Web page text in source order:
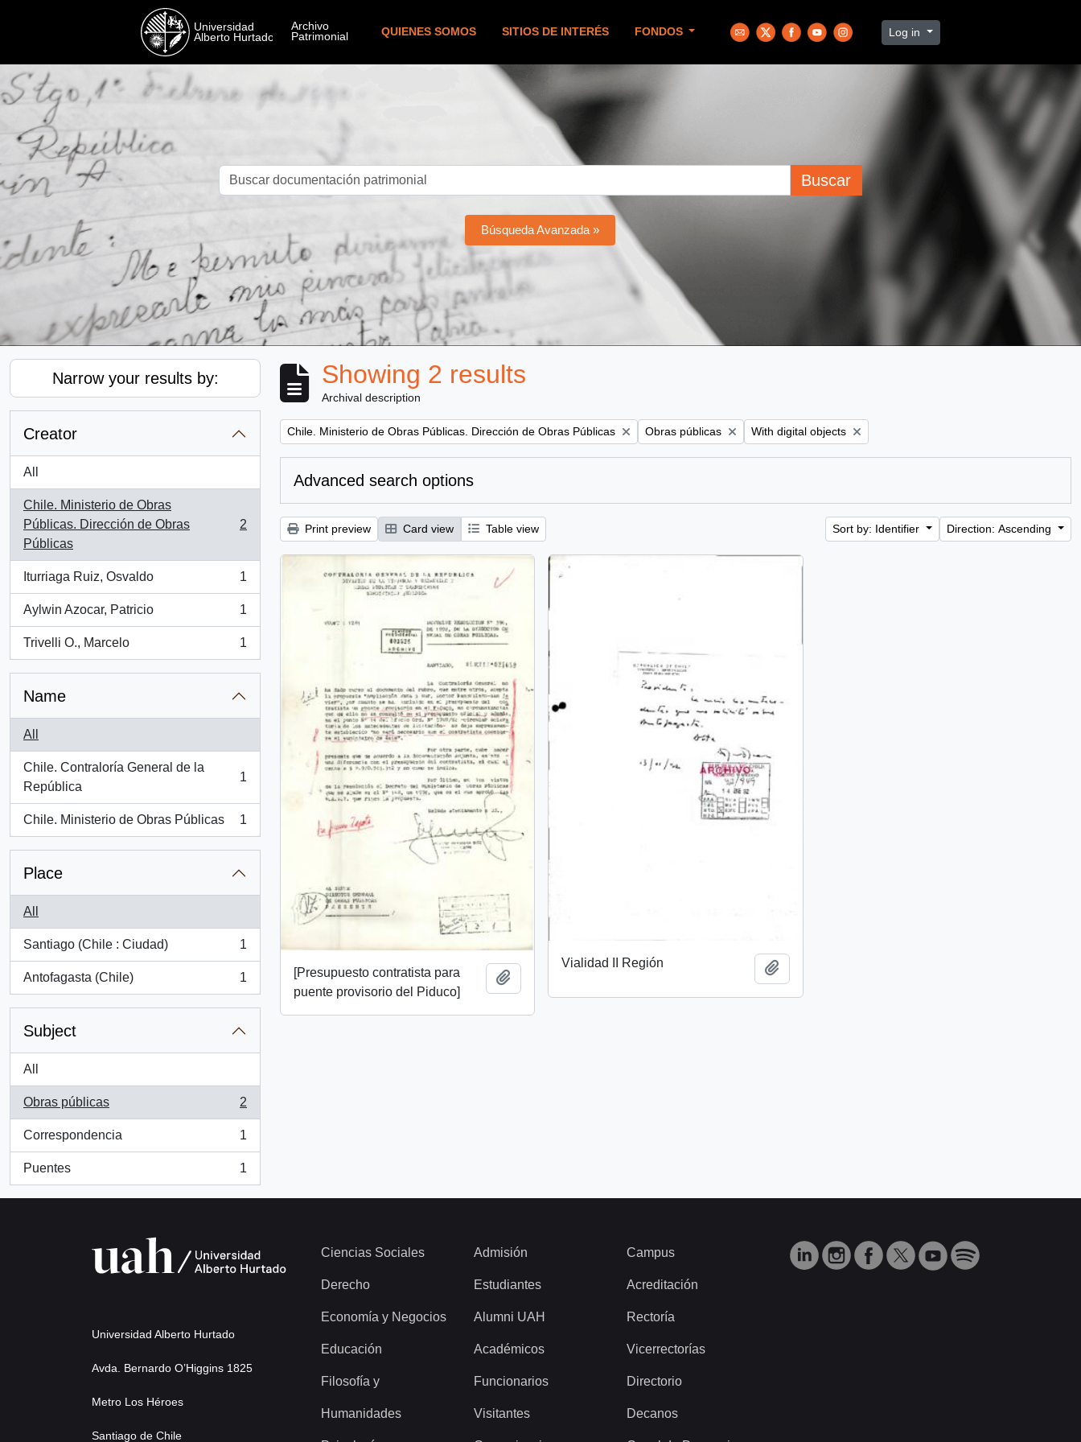
QUIENES SOMOS SITIOS DE INTERÉS FONDOS Log in
Buscar
Búsqueda Avanzada »
Narrow your results by:
Creator
All
Chile. Ministerio de Obras
Públicas. Dirección de Obras
Públicas
, 2 results
2
Iturriaga Ruiz, Osvaldo
, 1 results
1
Aylwin Azocar, Patricio
, 1 results
1
Trivelli O., Marcelo
, 1 results
1
Name
All
Chile. Contraloría General de la
República
, 1 results
1
Chile. Ministerio de Obras Públicas
, 1 results
1
Place
All
Santiago (Chile : Ciudad)
, 1 results
1
Antofagasta (Chile)
, 1 results
1
Subject
All
Obras públicas
, 2 results
2
Correspondencia
, 1 results
1
Puentes
, 1 results
1
Showing 2 results
Archival description
Remove filter:
Chile. Ministerio de Obras Públicas. Dirección de Obras Públicas Remove filter:
Obras públicas Remove filter:
With digital objects
Advanced search options
Print preview Card view Table view Sort by: Identifier Direction: Ascending
[Presupuesto contratista para
puente provisorio del Piduco]
Vialidad II Región Add to clipboard
Universidad Alberto Hurtado
Avda. Bernardo O’Higgins 1825
Metro Los Héroes
Santiago de Chile
Ciencias Sociales
Derecho
Economía y Negocios
Educación
Filosofía y
Humanidades
Admisión
Estudiantes
Alumni UAH
Académicos
Funcionarios
Visitantes
Campus
Acreditación
Rectoría
Vicerrectorías
Directorio
Decanos